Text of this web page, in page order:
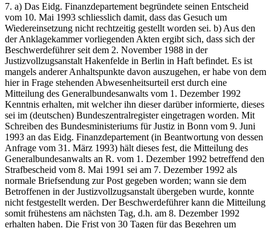
7. a) Das Eidg. Finanzdepartement begründete seinen Entscheid
vom 10. Mai 1993 schliesslich damit, dass das Gesuch um
Wiedereinsetzung nicht rechtzeitig gestellt worden sei. b) Aus den
der Anklagekammer vorliegenden Akten ergibt sich, dass sich der
Beschwerdeführer seit dem 2. November 1988 in der
Justizvollzugsanstalt Hakenfelde in Berlin in Haft befindet. Es ist
mangels anderer Anhaltspunkte davon auszugehen, er habe von dem
hier in Frage stehenden Abwesenheitsurteil erst durch eine
Mitteilung des Generalbundesanwalts vom 1. Dezember 1992
Kenntnis erhalten, mit welcher ihn dieser darüber informierte, dieses
sei im (deutschen) Bundeszentralregister eingetragen worden. Mit
Schreiben des Bundesministeriums für Justiz in Bonn vom 9. Juni
1993 an das Eidg. Finanzdepartement (in Beantwortung von dessen
Anfrage vom 31. März 1993) hält dieses fest, die Mitteilung des
Generalbundesanwalts an R. vom 1. Dezember 1992 betreffend den
Strafbescheid vom 8. Mai 1991 sei am 7. Dezember 1992 als
normale Briefsendung zur Post gegeben worden; wann sie dem
Betroffenen in der Justizvollzugsanstalt übergeben wurde, konnte
nicht festgestellt werden. Der Beschwerdeführer kann die Mitteilung
somit frühestens am nächsten Tag, d.h. am 8. Dezember 1992
erhalten haben. Die Frist von 30 Tagen für das Begehren um